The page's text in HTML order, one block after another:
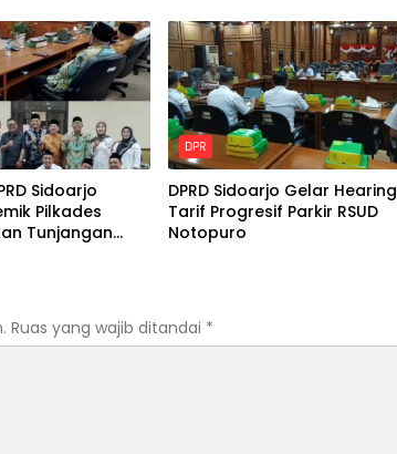
Sidoarjo
Pilkades
Tunjangan
DPR
DPRD Sidoarjo Gelar Hearing
Tarif Progresif Parkir RSUD
Notopuro
Ruas yang wajib ditandai *